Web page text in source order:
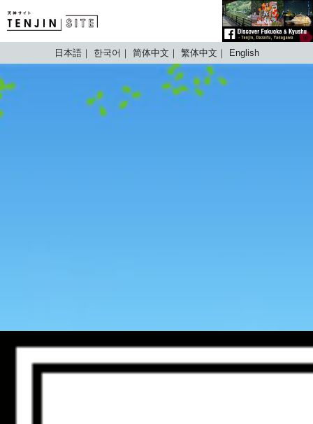
TENJIN SITE
日本語 한국어 简体中文 繁体中文 English